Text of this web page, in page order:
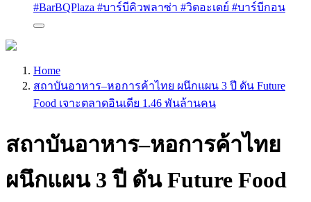
#BarBQPlaza #บาร์บีคิวพลาซ่า #วิตอะเดย์ #บาร์บีกอน
Home
สถาบันอาหาร–หอการค้าไทย ผนึกแผน 3 ปี ดัน Future
Food เจาะตลาดอินเดีย 1.46 พันล้านคน
สถาบันอาหาร–หอการค้าไทย
ผนึกแผน 3 ปี ดัน Future Food